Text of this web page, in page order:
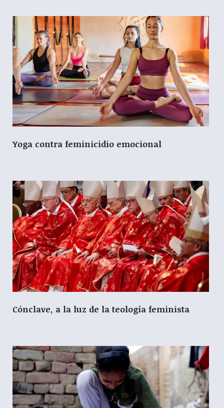
Yoga contra feminicidio emocional
Cónclave, a la luz de la teología feminista